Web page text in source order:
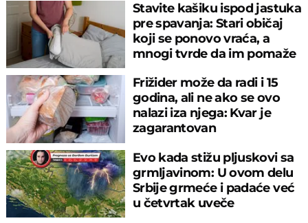
Stavite kašiku ispod jastuka
pre spavanja: Stari običaj
koji se ponovo vraća, a
mnogi tvrde da im pomaže
Frižider može da radi i 15
godina, ali ne ako se ovo
nalazi iza njega: Kvar je
zagarantovan
Evo kada stižu pljuskovi sa
grmljavinom: U ovom delu
Srbije grmeće i padaće već
u četvrtak uveče